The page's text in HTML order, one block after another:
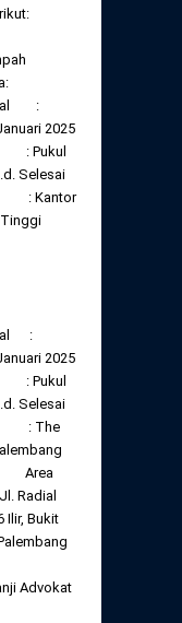
:
2025
Pukul
Selesai
Kantor
:
2025
Pukul
Selesai
: The
Radial
Ilir, Bukit
Advokat